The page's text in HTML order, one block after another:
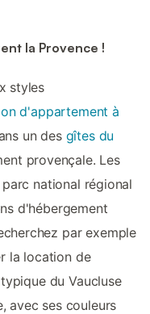
la Provence !
styles
d'appartement à
un des gîtes du
provençale. Les
national régional
d'hébergement
par exemple
la location de
du Vaucluse
avec ses couleurs